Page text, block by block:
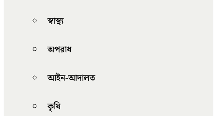
স্বাস্থ্য
অপরাধ
আইন-আদালত
কৃষি